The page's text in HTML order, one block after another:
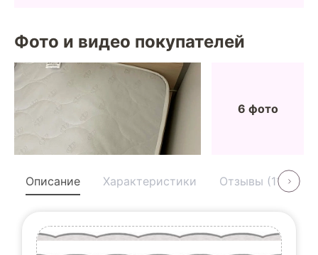
Фото и видео покупателей
6 фото
Описание Характеристики Отзывы (11)